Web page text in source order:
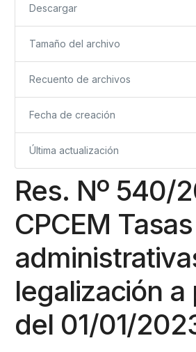
Descargar
Tamaño del archivo
Recuento de archivos
Fecha de creación
Última actualización
Res. Nº 540/
CPCEM Tasas
legalización a
del 01/01/